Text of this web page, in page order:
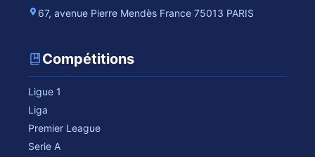
67, avenue Pierre Mendès France 75013 PARIS
Compétitions
Ligue 1
Liga
Premier League
Serie A